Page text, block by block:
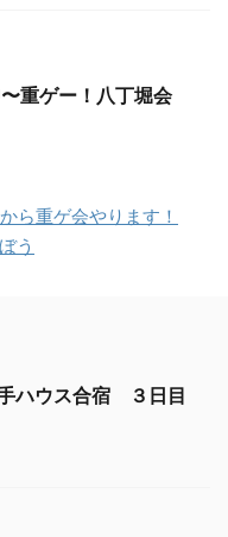
ゲー！八丁堀会
重ゲ会やります！
う
ウス合宿 ３日目